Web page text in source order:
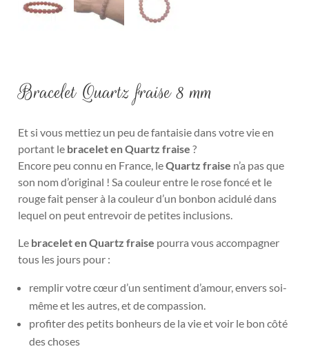
Bracelet Quartz fraise 8 mm
Et si vous mettiez un peu de fantaisie dans votre vie en
portant le bracelet en Quartz fraise ?
Encore peu connu en France, leQuartz fraise n’a pas que
son nom d’original ! Sa couleur entre le rose foncé et le
rouge fait penser à la couleur d’un bonbon acidulé dans
lequel on peut entrevoir de petites inclusions.
Le bracelet en Quartz fraise pourra vous accompagner
tous les jours pour :
remplir votre cœur d’un sentiment d’amour, envers soi-
même et les autres, et de compassion.
profiter des petits bonheurs de la vie et voir le bon côté
des choses